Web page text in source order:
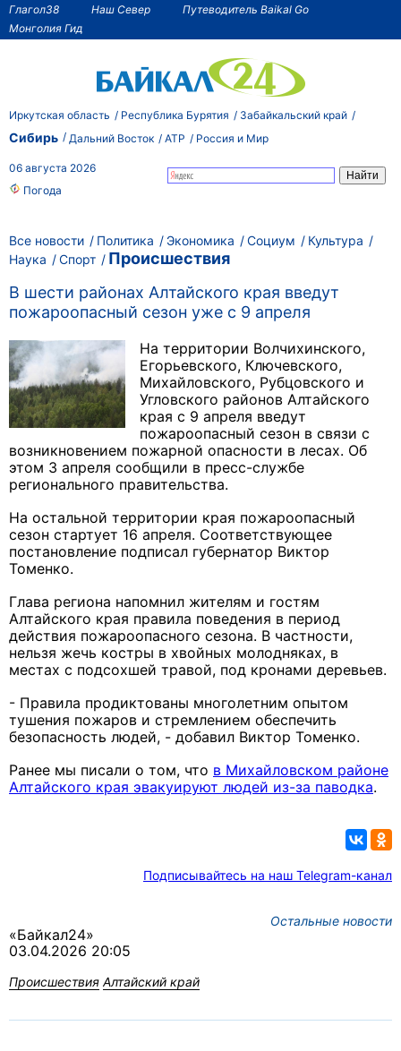
Глагол38 Наш Север
Путеводитель Baikal Go
Монголия Гид
Иркутская область Республика Бурятия Забайкальский край
Сибирь Дальний Восток АТР Россия и Мир
06 августа 2026
Погода
Все новости Политика Экономика Социум
Культура
Наука
Спорт
Происшествия
В шести районах Алтайского края введут
пожароопасный сезон уже с 9 апреля
На территории Волчихинского,
Егорьевского, Ключевского,
Михайловского, Рубцовского и
Угловского районов Алтайского
края с 9 апреля введут
пожароопасный сезон в связи с
возникновением пожарной опасности в лесах. Об
этом 3 апреля сообщили в пресс-службе
регионального правительства.
На остальной территории края пожароопасный
сезон стартует 16 апреля. Соответствующее
постановление подписал губернатор Виктор
Томенко.
Глава региона напомнил жителям и гостям
Алтайского края правила поведения в период
действия пожароопасного сезона. В частности,
нельзя жечь костры в хвойных молодняках, в
местах с подсохшей травой, под кронами деревьев.
- Правила продиктованы многолетним опытом
тушения пожаров и стремлением обеспечить
безопасность людей, - добавил Виктор Томенко.
Ранее мы писали о том, что в Михайловском районе
Алтайского края эвакуируют людей из-за паводка.
Подписывайтесь на наш Telegram-канал
Остальные новости
«Байкал24»
03.04.2026 20:05
Происшествия Алтайский край